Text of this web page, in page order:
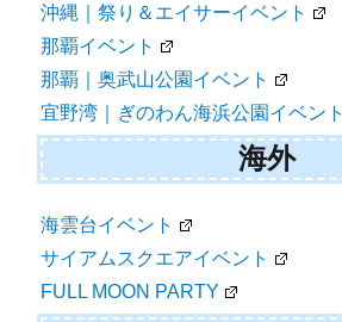
沖縄｜祭り＆エイサーイベント
那覇イベント
那覇｜奥武山公園イベント
宜野湾｜ぎのわん海浜公園イベント
海外
海雲台イベント
サイアムスクエアイベント
FULL MOON PARTY